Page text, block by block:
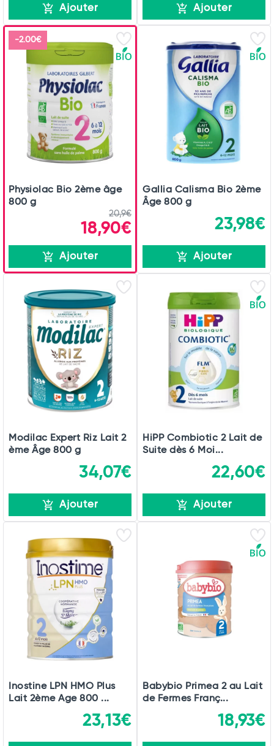
Ajouter Ajouter
-2.00€
Physiolac Bio 2ème âge
800 g
20,9€
18,90€
Ajouter
Gallia Calisma Bio 2ème
Âge 800 g
23,98€
Ajouter
Modilac Expert Riz Lait 2
ème Âge 800 g
34,07€
Ajouter
HiPP Combiotic 2 Lait de
Suite dès 6 Moi...
22,60€
Ajouter
Inostine LPN HMO Plus
Lait 2ème Age 800 ...
23,13€
Babybio Primea 2 au Lait
de Fermes Franç...
18,93€